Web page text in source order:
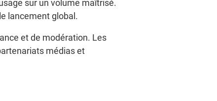
sur un volume maîtrisé.
lancement global.
et de modération. Les
médias et